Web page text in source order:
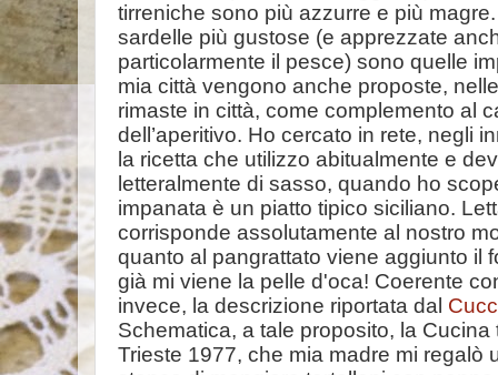
tirreniche sono più azzurre e più
sardelle più gustose (e apprezzate
particolarmente il pesce) sono quelle
mia città vengono anche proposte,
rimaste in città, come complemento al
dell’aperitivo. Ho cercato in rete, negli
la ricetta che utilizzo abitualmente e
letteralmente di sasso, quando ho
impanata è un piatto tipico siciliano.
corrisponde assolutamente al nostro
quanto al pangrattato viene aggiunto il
già mi viene la pelle d'oca! Coerente
invece, la descrizione riportata dal
Schematica, a tale proposito, la Cucina
Trieste 1977, che mia madre mi regalò